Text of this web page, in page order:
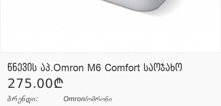
წნევის აპ.Omron M6 Comfort საოჯახო
275.00¢
ბრენდი: Omron/ომრონი